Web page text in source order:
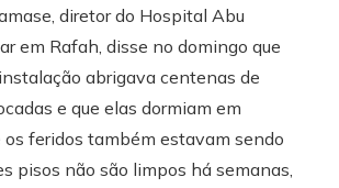
diretor do Hospital Abu
em Rafah, disse no domingo que
abrigava centenas de
e que elas dormiam em
os feridos também estavam sendo
pisos não são limpos há semanas,